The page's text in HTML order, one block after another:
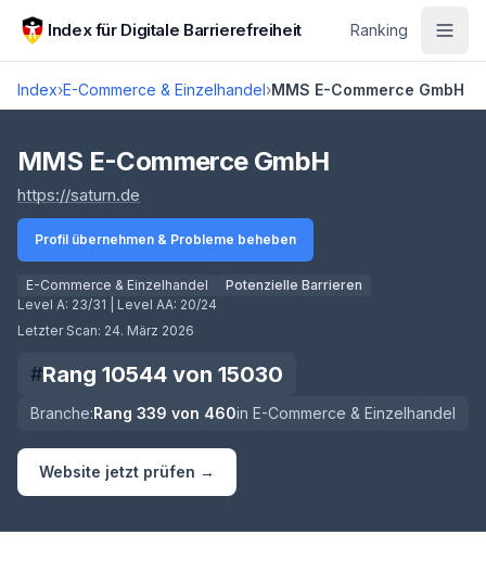
Zum Hauptinhalt springen
Index für Digitale Barrierefreiheit Ranking
Index›E-Commerce & Einzelhandel›MMS E-Commerce GmbH
Score lädt
MMS E-Commerce GmbH
https://saturn.de
Profil übernehmen & Probleme beheben
E-Commerce & Einzelhandel
Potenzielle Barrieren
Level A: 23/31 | Level AA: 20/24
Letzter Scan: 24. März 2026
#Rang 10544 von 15030
Branche:Rang 339 von 460in E-Commerce & Einzelhandel
Website jetzt prüfen →